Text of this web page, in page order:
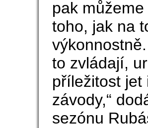
pak
toho, jak na
to zvládají,
příležitost jet
závody,“
sezónu